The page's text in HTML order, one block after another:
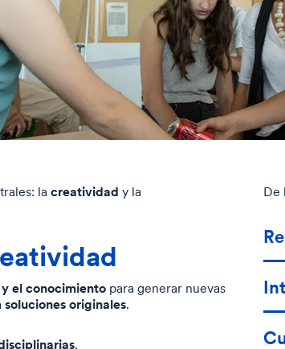
la creatividad y la
el conocimiento para generar nuevas
soluciones originales.
.
De